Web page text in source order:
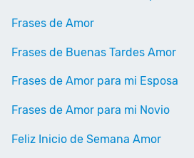
Frases de Amor
Frases de Buenas Tardes Amor
Frases de Amor para mi Esposa
Frases de Amor para mi Novio
Feliz Inicio de Semana Amor